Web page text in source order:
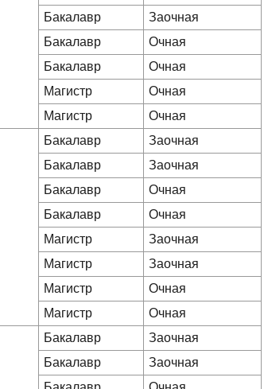
Бакалавр
Заочная
Бакалавр
Очная
Бакалавр
Очная
Магистр
Очная
Магистр
Очная
Бакалавр
Заочная
Бакалавр
Заочная
Бакалавр
Очная
Бакалавр
Очная
Магистр
Заочная
Магистр
Заочная
Магистр
Очная
Магистр
Очная
Бакалавр
Заочная
Бакалавр
Заочная